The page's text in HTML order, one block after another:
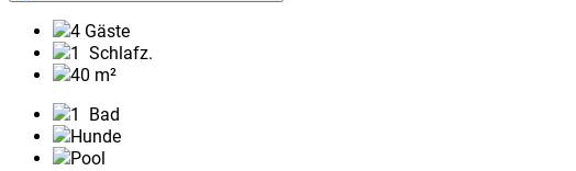
4 Gäste
1
Schlafz.
40 m²
1
Bad
Hunde
Pool